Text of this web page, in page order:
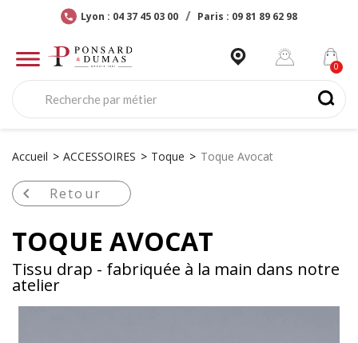
Lyon : 04 37 45 03 00 Paris : 09 81 89 62 98
Accueil ACCESSOIRES Toque Toque Avocat
 Retour
TOQUE AVOCAT
Tissu drap - fabriquée à la main dans notre
atelier